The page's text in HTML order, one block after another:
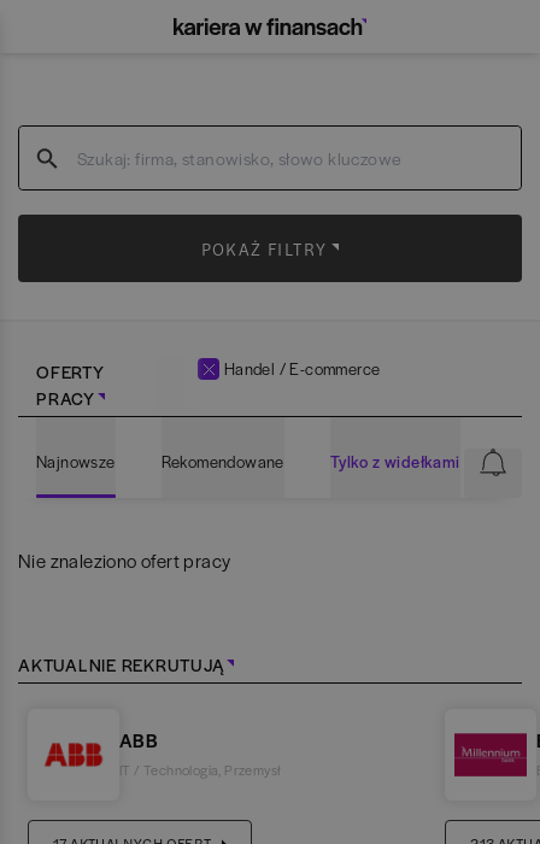
POKAŻ FILTRY
OFERTY
PRACY
Handel / E-commerce
Najnowsze Rekomendowane Tylko z widełkami
Nie znaleziono ofert pracy
AKTUALNIE REKRUTUJĄ
ABB
IT / Technologia Przemysł